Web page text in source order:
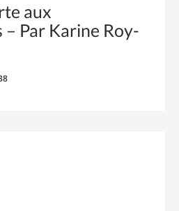
aux
Par Karine Roy-